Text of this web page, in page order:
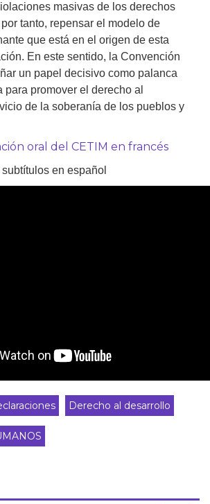
masivas de los derechos
tanto, repensar el modelo de
que está en el origen de esta
En este sentido, la Convención
un papel decisivo como palanca
para promover el derecho al
de la soberanía de los pueblos y
oral del CETIM en francés
en español
Derecho al desarrollo